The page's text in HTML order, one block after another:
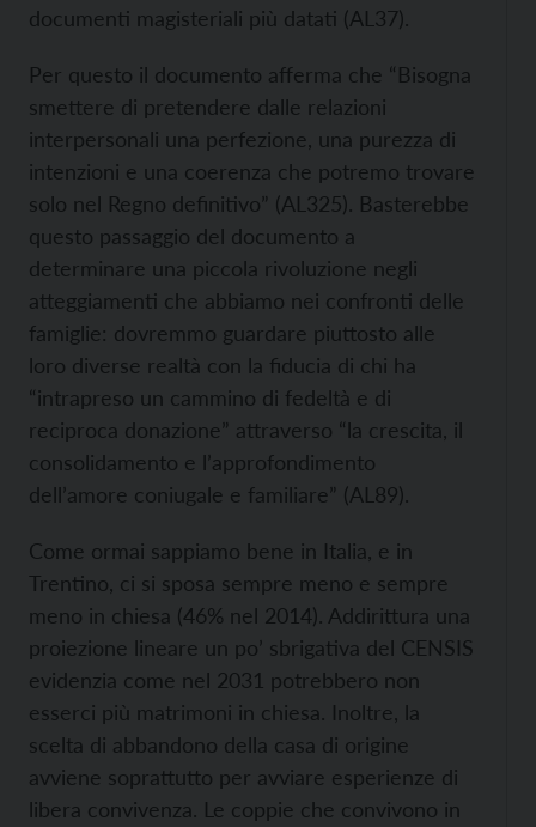
documenti magisteriali più datati (AL37).
Per questo il documento afferma che “Bisogna
smettere di pretendere dalle relazioni
interpersonali una perfezione, una purezza di
intenzioni e una coerenza che potremo trovare
solo nel Regno definitivo” (AL325). Basterebbe
questo passaggio del documento a
determinare una piccola rivoluzione negli
atteggiamenti che abbiamo nei confronti delle
famiglie: dovremmo guardare piuttosto alle
loro diverse realtà con la fiducia di chi ha
“intrapreso un cammino di fedeltà e di
reciproca donazione” attraverso “la crescita, il
consolidamento e l’approfondimento
dell’amore coniugale e familiare” (AL89).
Come ormai sappiamo bene in Italia, e in
Trentino, ci si sposa sempre meno e sempre
meno in chiesa (46% nel 2014). Addirittura una
proiezione lineare un po’ sbrigativa del CENSIS
evidenzia come nel 2031 potrebbero non
esserci più matrimoni in chiesa. Inoltre, la
scelta di abbandono della casa di origine
avviene soprattutto per avviare esperienze di
libera convivenza. Le coppie che convivono in